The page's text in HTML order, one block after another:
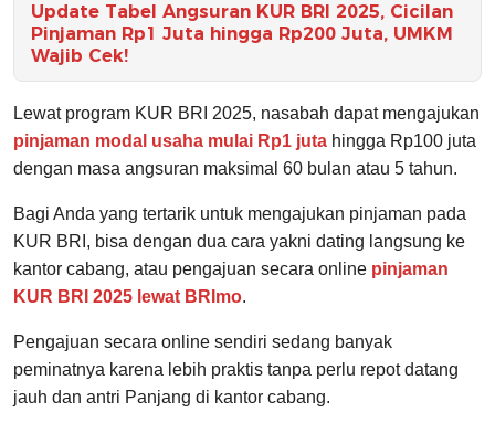
Update Tabel Angsuran KUR BRI 2025, Cicilan
Pinjaman Rp1 Juta hingga Rp200 Juta, UMKM
Wajib Cek!
Lewat program KUR BRI 2025, nasabah dapat mengajukan
pinjaman modal usaha mulai Rp1 juta hingga Rp100 juta
dengan masa angsuran maksimal 60 bulan atau 5 tahun.
Bagi Anda yang tertarik untuk mengajukan pinjaman pada
KUR BRI, bisa dengan dua cara yakni dating langsung ke
kantor cabang, atau pengajuan secara online pinjaman
KUR BRI 2025 lewat BRImo.
Pengajuan secara online sendiri sedang banyak
peminatnya karena lebih praktis tanpa perlu repot datang
jauh dan antri Panjang di kantor cabang.